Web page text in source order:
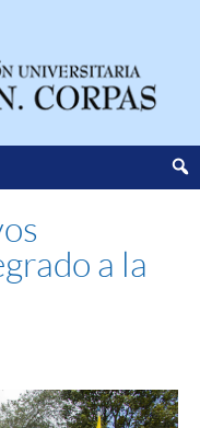
a la